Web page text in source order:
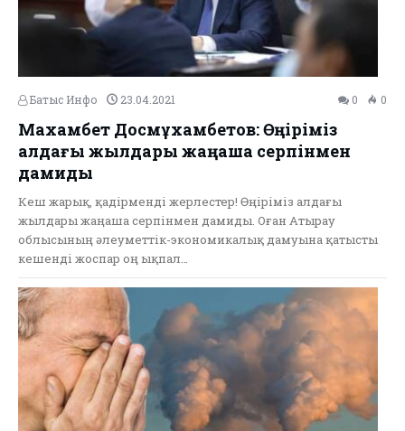
Батыс Инфо 23.04.2021 0 0
Махамбет Досмұхамбетов: Өңіріміз
алдағы жылдары жаңаша серпінмен
дамиды
Кеш жарық, қадірменді жерлестер! Өңіріміз алдағы
жылдары жаңаша серпінмен дамиды. Оған Атырау
облысының әлеуметтік-экономикалық дамуына қатысты
кешенді жоспар оң ықпал…